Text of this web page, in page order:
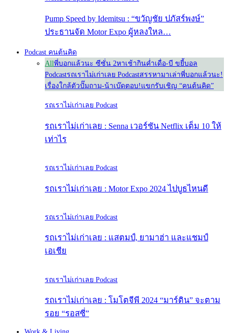
Pump Speed by Idemitsu : “ขวัญชัย ปภัสร์พงษ์”
ประธานจัด Motor Expo ผู้หลงใหล…
Podcast คนต้นคิด
Allพี่บอกแล้วนะ ซีซั่น 2หาเช้ากินค่ำเดื่อ-บี ขยี้บอล
Podcastรถเราไม่เก่าเลย Podcastสรรหามาเล่าพี่บอกแล้วนะ!
เรื่องใกล้ตัวปั๊มถาม-น้าเบ๊ดตอบ! แขกรับเชิญ “คนต้นคิด”
รถเราไม่เก่าเลย Podcast
รถเราไม่เก่าเลย : Senna เวอร์ชัน Netflix เต็ม 10 ให้
เท่าไร
รถเราไม่เก่าเลย Podcast
รถเราไม่เก่าเลย : Motor Expo 2024 ไปบูธไหนดี
รถเราไม่เก่าเลย Podcast
รถเราไม่เก่าเลย : แสตมป์, ยามาฮ่า และแชมป์
เอเชีย
รถเราไม่เก่าเลย Podcast
รถเราไม่เก่าเลย : โมโตจีพี 2024 “มาร์ติน” จะตาม
รอย “รอสซี่”